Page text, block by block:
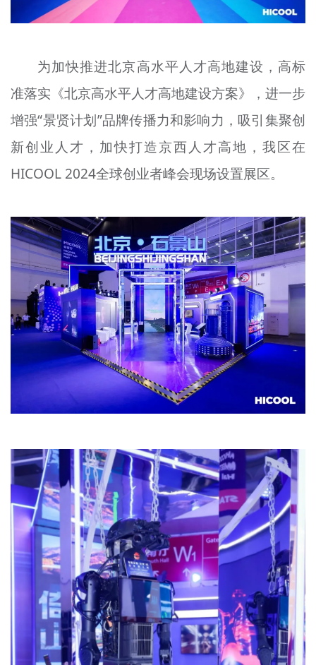
为加快推进北京高水平人才高地建设，高标
准落实《北京高水平人才高地建设方案》，进一步
增强“景贤计划”品牌传播力和影响力，吸引集聚创
新创业人才，加快打造京西人才高地，我区在
HICOOL 2024全球创业者峰会现场设置展区。